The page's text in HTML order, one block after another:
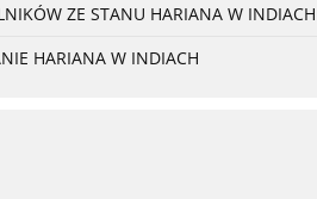
ZE STANU HARIANA W INDIACH
HARIANA W INDIACH